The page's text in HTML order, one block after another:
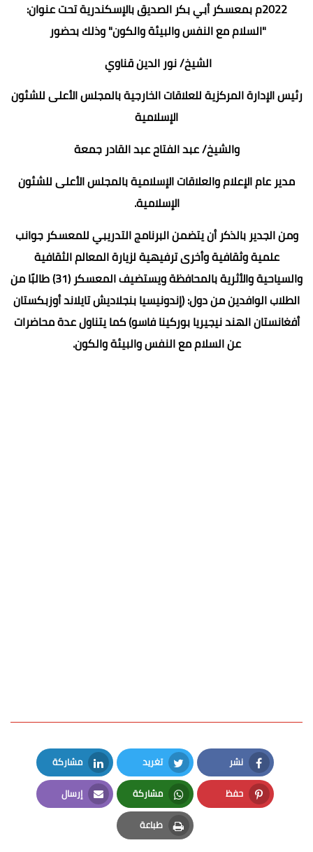
2022م بمعسكر أبي بكر الصديق بالإسكندرية تحت عنوان:
"السلام مع النفس والبيئة والكون" وذلك بحضور
الشيخ/ نور الدين قناوي
رئيس الإدارة المركزية للعلاقات الخارجية بالمجلس الأعلى للشئون
الإسلامية
والشيخ/ عبد الفتاح عبد القادر جمعة
مدير عام الإعلام والعلاقات الإسلامية بالمجلس الأعلى للشئون
الإسلامية.
ومن الجدير بالذكر أن يتضمن البرنامج التدريبي للمعسكر جوانب
علمية وثقافية وأخرى ترفيهية لزيارة المعالم الثقافية
والسياحية والأثرية بالمحافظة ويستضيف المعسكر (31) طالبًا من
الطلاب الوافدين من دول: (إندونيسيا بنجلاديش تايلاند أوزبكستان
أفغانستان الهند نيجيريا بوركينا فاسو) كما يتناول عدة محاضرات
عن السلام مع النفس والبيئة والكون.
نشر
Facebook
تغريد
Twitter
مشاركة
LinkedIn
حفظ
Pinterest
مشاركة
Whatsapp
إرسال
Email
طباعة
Print